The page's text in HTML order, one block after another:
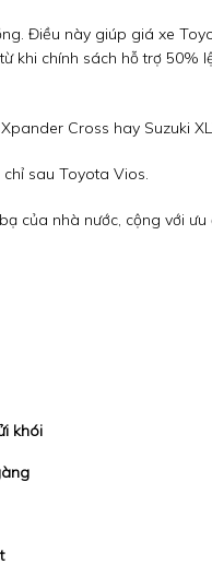
Điều này giúp giá xe
khi chính sách hỗ trợ 50%
Cross hay Suzuki
sau Toyota Vios.
của nhà nước, cộng với
khói